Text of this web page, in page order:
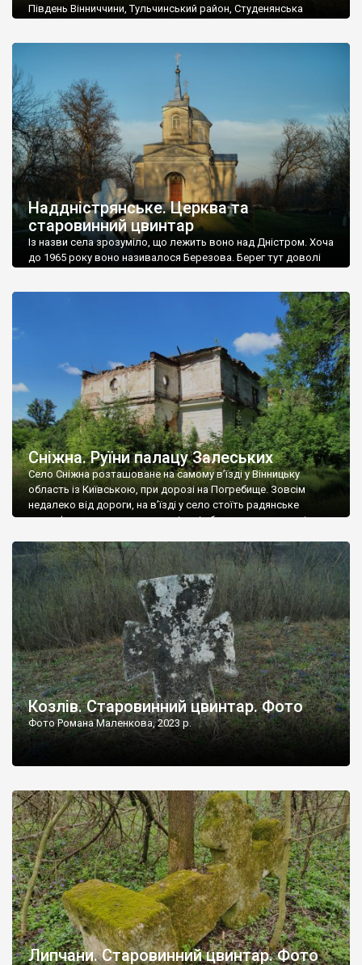
Південь Вінниччини, Тульчинський район, Студенянська
старовинний цвинтар із кам’яними хрестами. Всі епітафії, які
збереглися, написані кирилицею, церковнослов’янською
мовою. За всіма традиційними ознаками – цвинтар
український. Хрести датуються 19 століттям. У 1924-1940
роках Болган […]
Наддністрянське. Церква та
старовинний цвинтар
Із назви села зрозуміло, що лежить воно над Дністром. Хоча
до 1965 року воно називалося Березова. Берег тут доволі
Наддністрянське відрізняється від більшості навколишніх
сіл. У селі є мурована Михайлівська церква. Точної дати […]
Сніжна. Руїни палацу Залеських
Село Сніжна розташоване на самому в’їзді у Вінницьку
область із Київською, при дорозі на Погребище. Зовсім
недалеко від дороги, на в’їзді у село стоїть радянське
рельєфне пано, яке показує жінку і яблуню, а трохи далі, десь
не видно, але видно дві стареньких колії у траві – […]
Козлів. Старовинний цвинтар. Фото
Фото Романа Маленкова, 2023 р.
Липчани. Старовинний цвинтар. Фото